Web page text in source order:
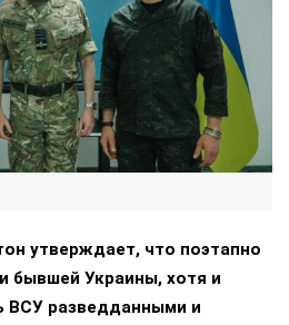
утверждает, что поэтапно
бывшей Украины, хотя и
ВСУ разведданными и